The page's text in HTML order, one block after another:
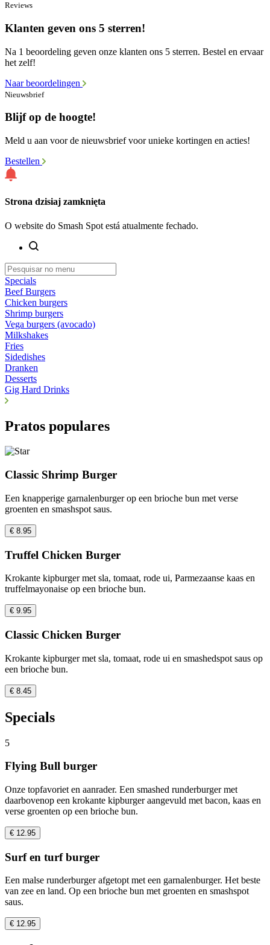
Reviews
Klanten geven ons 5 sterren!
Na 1 beoordeling geven onze klanten ons 5 sterren. Bestel en ervaar
het zelf!
Naar beoordelingen
Nieuwsbrief
Blijf op de hoogte!
Meld u aan voor de nieuwsbrief voor unieke kortingen en acties!
Bestellen
Strona dzisiaj zamknięta
O website do Smash Spot está atualmente fechado.
Specials
Beef Burgers
Chicken burgers
Shrimp burgers
Vega burgers (avocado)
Milkshakes
Fries
Sidedishes
Dranken
Desserts
Gig Hard Drinks
Pratos populares
Classic Shrimp Burger
Een knapperige garnalenburger op een brioche bun met verse
groenten en smashspot saus.
€ 8.95
Truffel Chicken Burger
Krokante kipburger met sla, tomaat, rode ui, Parmezaanse kaas en
truffelmayonaise op een brioche bun.
€ 9.95
Classic Chicken Burger
Krokante kipburger met sla, tomaat, rode ui en smashedspot saus op
een brioche bun.
€ 8.45
Specials
5
Flying Bull burger
Onze topfavoriet en aanrader. Een smashed runderburger met
daarbovenop een krokante kipburger aangevuld met bacon, kaas en
verse groenten op een brioche bun.
€ 12.95
Surf en turf burger
Een malse runderburger afgetopt met een garnalenburger. Het beste
van zee en land. Op een brioche bun met groenten en smashspot
saus.
€ 12.95